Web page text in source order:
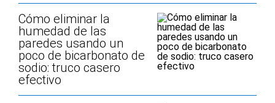
Cómo eliminar la
humedad de las
paredes usando un
poco de bicarbonato de
sodio: truco casero
efectivo